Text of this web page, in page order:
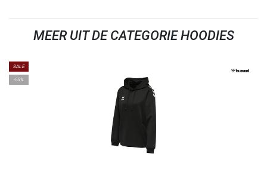
MEER UIT DE CATEGORIE HOODIES
SALE
-55%